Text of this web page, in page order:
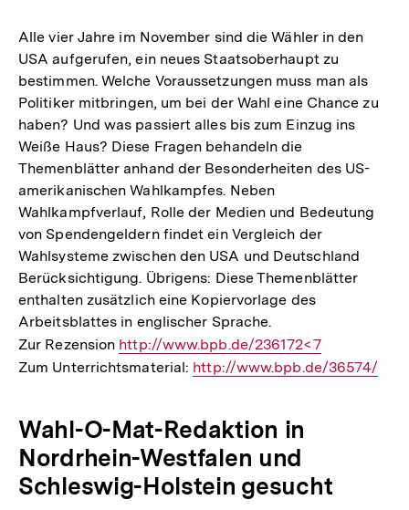
Alle vier Jahre im November sind die Wähler in den
USA aufgerufen, ein neues Staatsoberhaupt zu
bestimmen. Welche Voraussetzungen muss man als
Politiker mitbringen, um bei der Wahl eine Chance zu
haben? Und was passiert alles bis zum Einzug ins
Weiße Haus? Diese Fragen behandeln die
Themenblätter anhand der Besonderheiten des US-
amerikanischen Wahlkampfes. Neben
Wahlkampfverlauf, Rolle der Medien und Bedeutung
von Spendengeldern findet ein Vergleich der
Wahlsysteme zwischen den USA und Deutschland
Berücksichtigung. Übrigens: Diese Themenblätter
enthalten zusätzlich eine Kopiervorlage des
Arbeitsblattes in englischer Sprache.
Zur Rezension Interner
Link:
http://www.bpb.de/236172<7
Zum Unterrichtsmaterial: Interner
http://www.bpb.de/36574/
Wahl-O-Mat-Redaktion in
Nordrhein-Westfalen und
Schleswig-Holstein gesucht